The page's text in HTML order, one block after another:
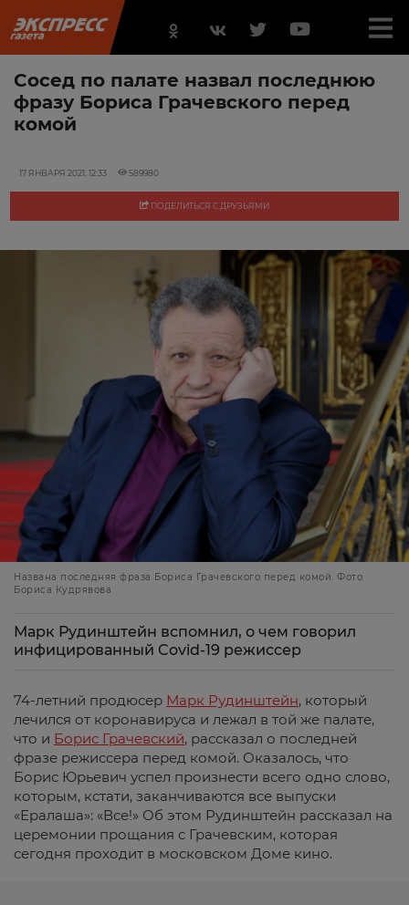
Сосед по палате назвал последнюю
фразу Бориса Грачевского перед
комой
17 ЯНВАРЯ 2021, 12:33 589980
ПОДЕЛИТЬСЯ С ДРУЗЬЯМИ
Названа последняя фраза Бориса Грачевского перед комой. Фото
Бориса Кудрявова
Марк Рудинштейн вспомнил, о чем говорил
инфицированный Covid-19 режиссер
74-летний продюсер Марк Рудинштейн, который
лечился от коронавируса и лежал в той же палате,
что и Борис Грачевский, рассказал о последней
фразе режиссера перед комой. Оказалось, что
Борис Юрьевич успел произнести всего одно слово,
которым, кстати, заканчиваются все выпуски
«Ералаша»: «Все!» Об этом Рудинштейн рассказал на
церемонии прощания с Грачевским, которая
сегодня проходит в московском Доме кино.